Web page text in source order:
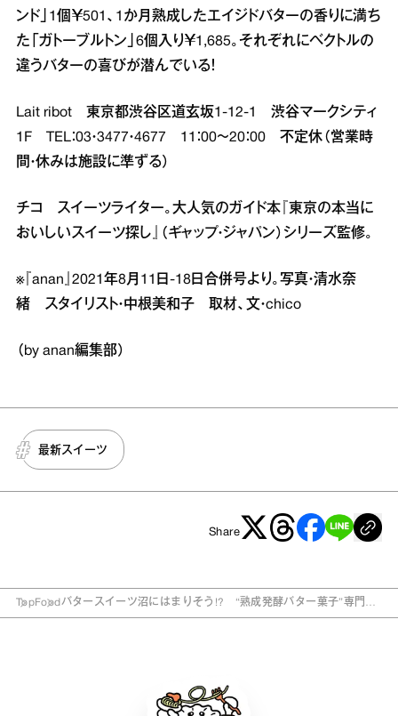
ンド」1個￥501、1か月熟成したエイジドバターの香りに満ち
た「ガトーブルトン」6個入り￥1,685。それぞれにベクトルの
違うバターの喜びが潜んでいる！
Lait ribot 東京都渋谷区道玄坂1‐12‐1 渋谷マークシティ
1F TEL：03・3477・4677 11：00～20：00 不定休（営業時
間・休みは施設に準ずる）
チコ スイーツライター。大人気のガイド本『東京の本当に
おいしいスイーツ探し』（ギャップ・ジャパン）シリーズ監修。
※『anan』2021年8月11日‐18日合併号より。写真・清水奈
緒 スタイリスト・中根美和子 取材、文・chico
（by anan編集部）
最新スイーツ
Share
TopFoodバタースイーツ沼にはまりそう!? “熟成発酵バター菓子”専門店